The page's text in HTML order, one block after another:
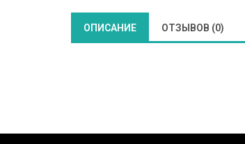
ОПИСАНИЕ ОТЗЫВОВ (0)